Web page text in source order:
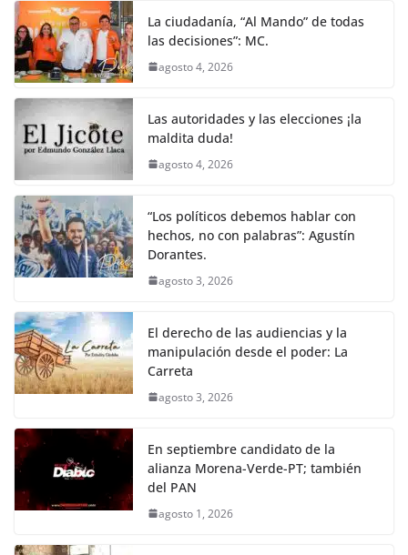
La ciudadanía, “Al Mando” de todas
las decisiones”: MC.
agosto 4, 2026
Las autoridades y las elecciones ¡la
maldita duda!
agosto 4, 2026
“Los políticos debemos hablar con
hechos, no con palabras”: Agustín
Dorantes.
agosto 3, 2026
El derecho de las audiencias y la
manipulación desde el poder: La
Carreta
agosto 3, 2026
En septiembre candidato de la
alianza Morena-Verde-PT; también
del PAN
agosto 1, 2026